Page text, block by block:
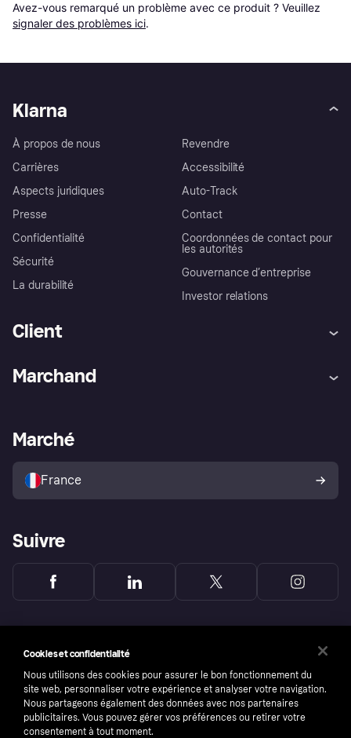
Avez-vous remarqué un problème avec ce produit ? Veuillez
signaler des problèmes ici.
Klarna
À propos de nous
Carrières
Aspects juridiques
Presse
Confidentialité
Sécurité
La durabilité
Revendre
Accessibilité
Auto-Track
Contact
Coordonnées de contact pour
les autorités
Gouvernance d’entreprise
Investor relations
Client
Explorez les magasins
Politique de protection de
l’acheteur Klarna
Marchand
Portail Marchand
Marché
France
Suivre
Cookies et confidentialité
Nous utilisons des cookies pour assurer le bon fonctionnement du
site web, personnaliser votre expérience et analyser votre navigation.
Nous partageons également des données avec nos partenaires
publicitaires. Vous pouvez gérer vos préférences ou retirer votre
consentement à tout moment.